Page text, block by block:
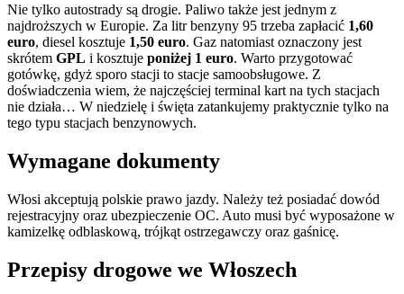
Nie tylko autostrady są drogie. Paliwo także jest jednym z
najdroższych w Europie. Za litr benzyny 95 trzeba zapłacić 1,60
euro, diesel kosztuje 1,50 euro. Gaz natomiast oznaczony jest
skrótem GPL i kosztuje poniżej 1 euro. Warto przygotować
gotówkę, gdyż sporo stacji to stacje samoobsługowe. Z
doświadczenia wiem, że najczęściej terminal kart na tych stacjach
nie działa… W niedzielę i święta zatankujemy praktycznie tylko na
tego typu stacjach benzynowych.
Wymagane dokumenty
Włosi akceptują polskie prawo jazdy. Należy też posiadać dowód
rejestracyjny oraz ubezpieczenie OC. Auto musi być wyposażone w
kamizelkę odblaskową, trójkąt ostrzegawczy oraz gaśnicę.
Przepisy drogowe we Włoszech